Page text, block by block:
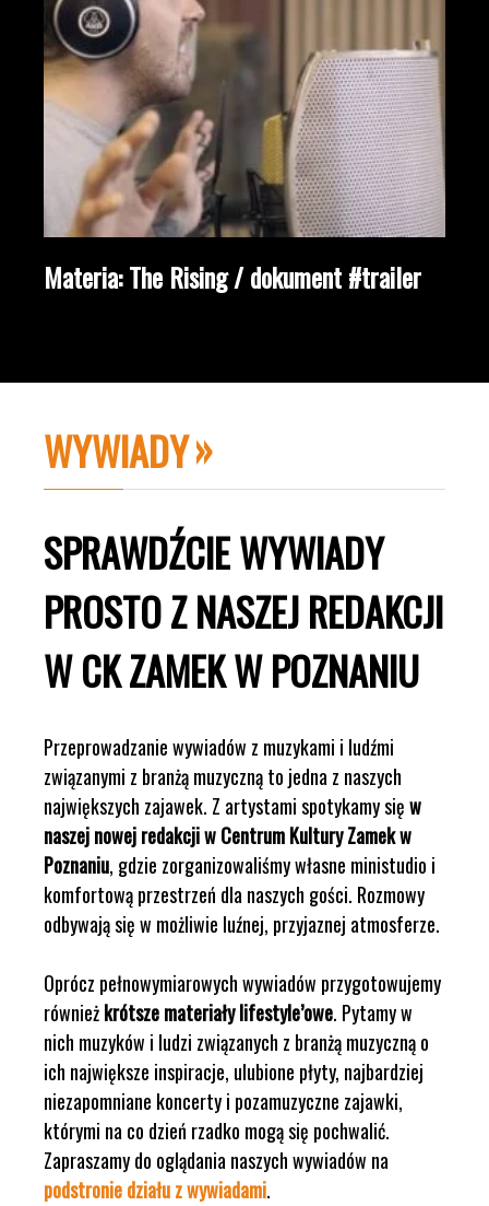
Materia: The Rising / dokument #trailer
WYWIADY
SPRAWDŹCIE WYWIADY
PROSTO Z NASZEJ REDAKCJI
W CK ZAMEK W POZNANIU
Przeprowadzanie wywiadów z muzykami i ludźmi
związanymi z branżą muzyczną to jedna z naszych
największych zajawek. Z artystami spotykamy sięw
naszej nowej redakcji w Centrum Kultury Zamek w
Poznaniu, gdzie zorganizowaliśmy własne ministudio i
komfortową przestrzeń dla naszych gości. Rozmowy
odbywają się w możliwie luźnej, przyjaznej atmosferze.
Oprócz pełnowymiarowych wywiadów przygotowujemy
równieżkrótsze materiały lifestyle’owe. Pytamy w
nich muzyków i ludzi związanych z branżą muzyczną o
ich największe inspiracje, ulubione płyty, najbardziej
niezapomniane koncerty i pozamuzyczne zajawki,
którymi na co dzień rzadko mogą się pochwalić.
Zapraszamy do oglądania naszych wywiadów na
podstronie działu z wywiadami.